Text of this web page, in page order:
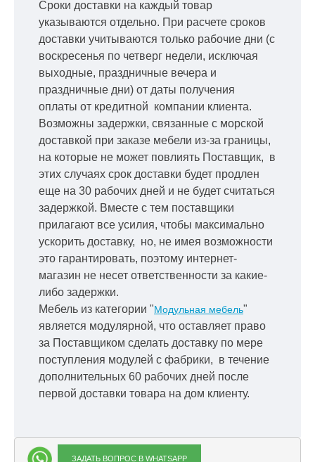
Сроки доставки на каждый товар
указываются отдельно. При расчете сроков
доставки учитываются только рабочие дни (с
воскресенья по четверг недели, исключая
выходные, праздничные вечера и
праздничные дни) от даты получения
оплаты от кредитной компании клиента.
Возможны задержки, связанные с морской
доставкой при заказе мебели из-за границы,
на которые не может повлиять Поставщик, в
этих случаях срок доставки будет продлен
еще на 30 рабочих дней и не будет считаться
задержкой. Вместе с тем поставщики
прилагают все усилия, чтобы максимально
ускорить доставку, но, не имея возможности
это гарантировать, поэтому интернет-
магазин не несет ответственности за какие-
либо задержки.
Мебель из категории "Модульная мебель"
является модулярной, что оставляет право
за Поставщиком сделать доставку по мере
поступления модулей с фабрики, в течение
дополнительных 60 рабочих дней после
первой доставки товара на дом клиенту.
ЗАДАТЬ ВОПРОС В WHATSAPP